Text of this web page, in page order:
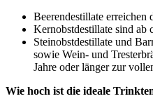
Beerendestillate erreichen
Kernobstdestillate sind ab
Steinobstdestillate und
sowie Wein- und
Jahre oder länger zur
Wie hoch ist die ideale